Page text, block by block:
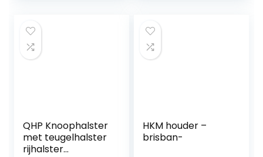
QHP Knoophalster
met teugelhalster
rijhalster
HKM houder –
brisban-